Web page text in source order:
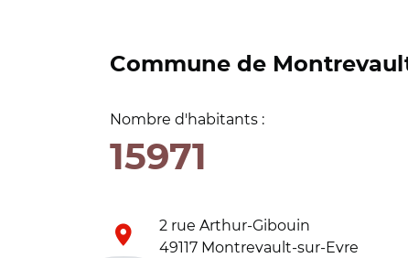
Commune de
Nombre d'habitants :
15971
2 rue Arthur-Gibouin
49117 Montrevault-sur-Evre